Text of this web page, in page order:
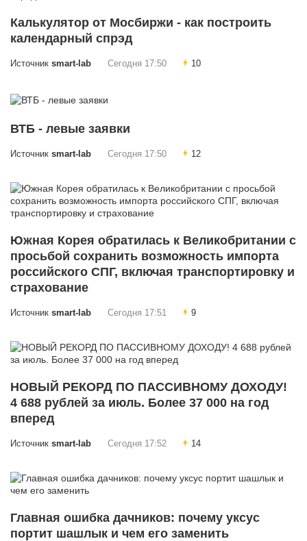
Калькулятор от Мосбиржи - как построить
календарный спрэд
Источник smart-lab Сегодня 17:50 10
ВТБ - левые заявки
Источник smart-lab Сегодня 17:50 12
Южная Корея обратилась к Великобритании с
просьбой сохранить возможность импорта
российского СПГ, включая транспортировку и
страхование
Источник smart-lab Сегодня 17:51 9
НОВЫЙ РЕКОРД ПО ПАССИВНОМУ ДОХОДУ!
4 688 рублей за июль. Более 37 000 на год
вперед
Источник smart-lab Сегодня 17:52 14
Главная ошибка дачников: почему уксус
портит шашлык и чем его заменить